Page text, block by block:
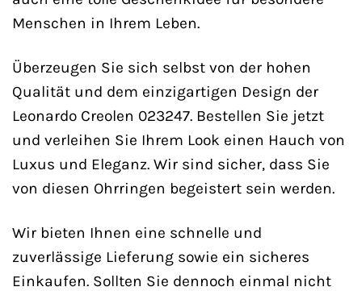
Menschen in Ihrem Leben.
Überzeugen Sie sich selbst von der hohen
Qualität und dem einzigartigen Design der
Leonardo Creolen 023247. Bestellen Sie jetzt
und verleihen Sie Ihrem Look einen Hauch von
Luxus und Eleganz. Wir sind sicher, dass Sie
von diesen Ohrringen begeistert sein werden.
Wir bieten Ihnen eine schnelle und
zuverlässige Lieferung sowie ein sicheres
Einkaufen. Sollten Sie dennoch einmal nicht